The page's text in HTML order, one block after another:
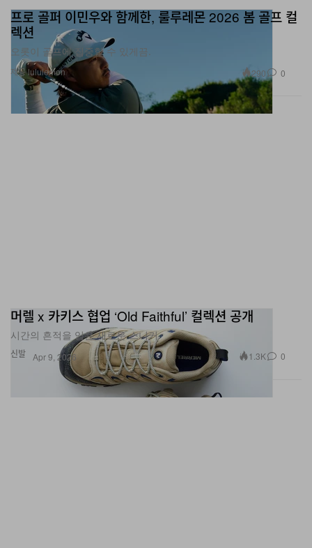
프로 골퍼 이민우와 함께한, 룰루레몬 2026 봄 골프 컬
렉션
오롯이 골프에 집중할 수 있게끔.
제공 lululemon 290 0
신발
머렐 x 카키스 협업 ‘Old Faithful’ 컬렉션 공개
시간의 흔적을 입은 새로운 스니커.
Apr 9, 2026 1.3K 0